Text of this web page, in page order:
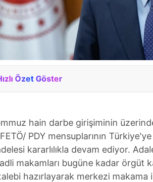
Özet Göster
hain darbe girişiminin
PDY mensuplarının
kararlılıkla devam ediyor.
makamları bugüne kadar örgüt
hazırlayarak merkezi